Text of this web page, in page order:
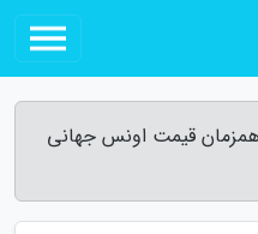
قیمت اونس جهانی